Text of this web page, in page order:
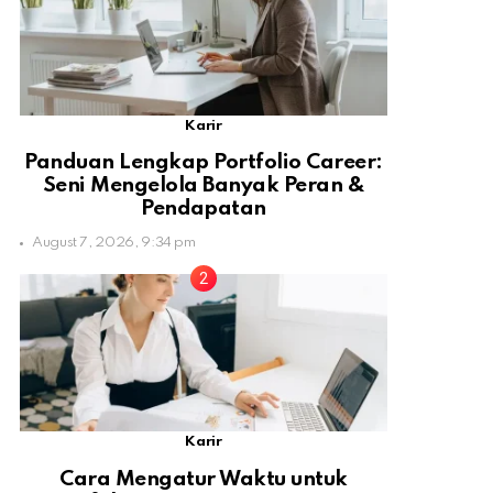
Karir
Panduan Lengkap Portfolio Career:
Seni Mengelola Banyak Peran &
Pendapatan
August 7, 2026, 9:34 pm
Karir
Cara Mengatur Waktu untuk